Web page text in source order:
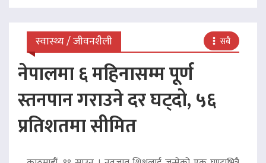
स्वास्थ्य / जीवनशैली सबै
नेपालमा ६ महिनासम्म पूर्ण
स्तनपान गराउने दर घट्दो, ५६
प्रतिशतमा सीमित